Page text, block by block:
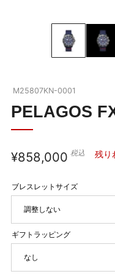
OUR BOUTIQUE
SHOP BLOG
お問い合わせ
ブラ
チューダ
M25807KN-0001
PELAGOS
通
価
¥858,000 税込 残り
調整しない
なし